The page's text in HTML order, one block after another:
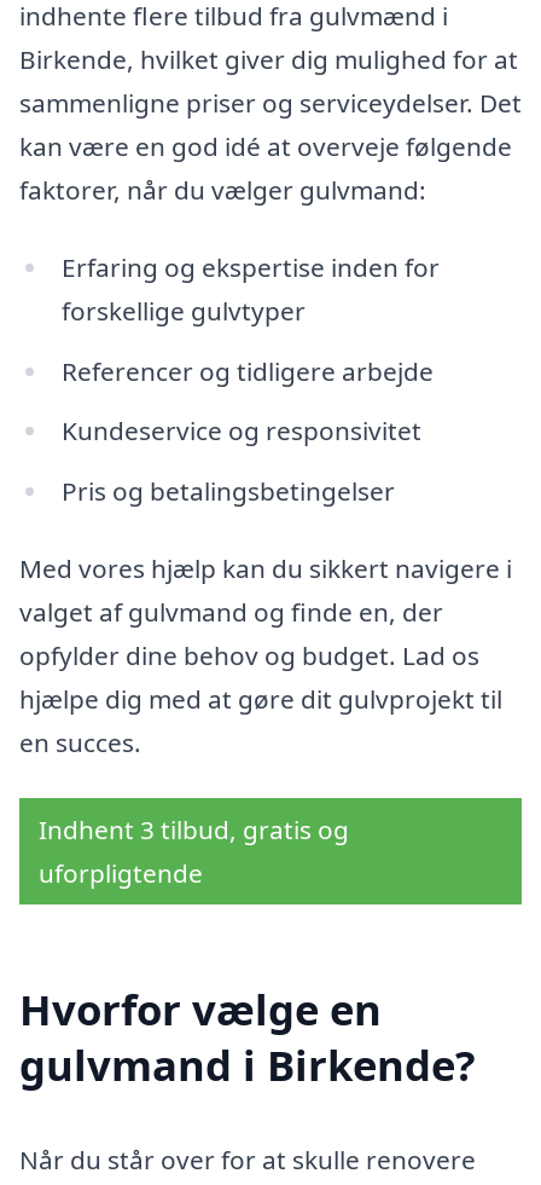
indhente flere tilbud fra gulvmænd i
Birkende, hvilket giver dig mulighed for at
sammenligne priser og serviceydelser. Det
kan være en god idé at overveje følgende
faktorer, når du vælger gulvmand:
Erfaring og ekspertise inden for
forskellige gulvtyper
Referencer og tidligere arbejde
Kundeservice og responsivitet
Pris og betalingsbetingelser
Med vores hjælp kan du sikkert navigere i
valget af gulvmand og finde en, der
opfylder dine behov og budget. Lad os
hjælpe dig med at gøre dit gulvprojekt til
en succes.
Indhent 3 tilbud, gratis og
uforpligtende
Hvorfor vælge en
gulvmand i Birkende?
Når du står over for at skulle renovere